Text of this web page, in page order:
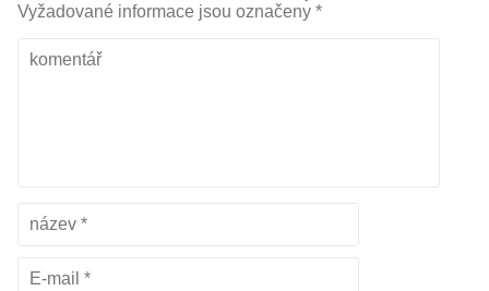
Vyžadované informace jsou označeny *